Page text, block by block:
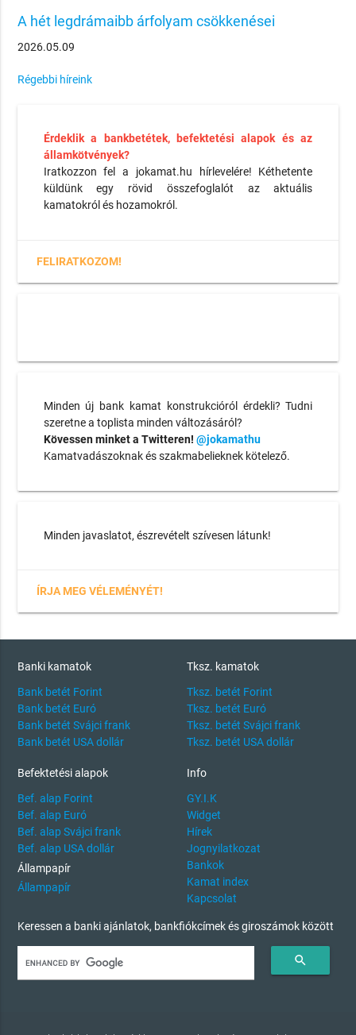
A hét legdrámaibb árfolyam csökkenései
2026.05.09
Régebbi híreink
Érdeklik a bankbetétek, befektetési alapok és az
államkötvények?
Iratkozzon fel a jokamat.hu hírlevelére! Kéthetente
küldünk egy rövid összefoglalót az aktuális
kamatokról és hozamokról.
FELIRATKOZOM!
Minden új bank kamat konstrukcióról érdekli? Tudni
szeretne a toplista minden változásáról?
Kövessen minket a Twitteren! @jokamathu
Kamatvadászoknak és szakmabelieknek kötelező.
Minden javaslatot, észrevételt szívesen látunk!
ÍRJA MEG VÉLEMÉNYÉT!
Banki kamatok
Bank betét Forint
Bank betét Euró
Bank betét Svájci frank
Bank betét USA dollár
Tksz. kamatok
Tksz. betét Forint
Tksz. betét Euró
Tksz. betét Svájci frank
Tksz. betét USA dollár
Befektetési alapok
Bef. alap Forint
Bef. alap Euró
Bef. alap Svájci frank
Bef. alap USA dollár
Állampapír
Állampapír
Info
GY.I.K
Widget
Hírek
Jognyilatkozat
Bankok
Kamat index
Kapcsolat
Keressen a banki ajánlatok, bankfiókcímek és giroszámok között
search